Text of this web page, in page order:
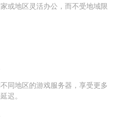
或地区灵活办公，而不受地域限
同地区的游戏服务器，享受更多
迟。